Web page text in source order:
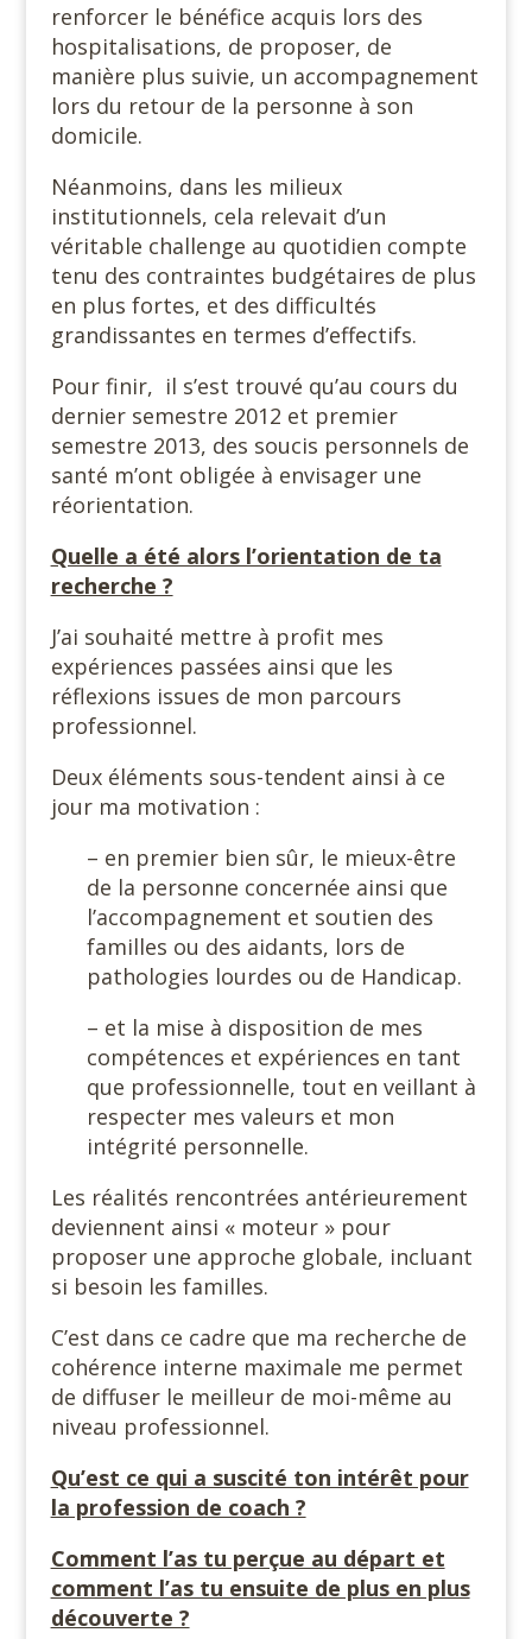
renforcer le bénéfice acquis lors des
hospitalisations, de proposer, de
manière plus suivie, un accompagnement
lors du retour de la personne à son
domicile.
Néanmoins, dans les milieux
institutionnels, cela relevait d’un
véritable challenge au quotidien compte
tenu des contraintes budgétaires de plus
en plus fortes, et des difficultés
grandissantes en termes d’effectifs.
Pour finir, il s’est trouvé qu’au cours du
dernier semestre 2012 et premier
semestre 2013, des soucis personnels de
santé m’ont obligée à envisager une
réorientation.
Quelle a été alors l’orientation de ta
recherche ?
J’ai souhaité mettre à profit mes
expériences passées ainsi que les
réflexions issues de mon parcours
professionnel.
Deux éléments sous-tendent ainsi à ce
jour ma motivation :
– en premier bien sûr, le mieux-être
de la personne concernée ainsi que
l’accompagnement et soutien des
familles ou des aidants, lors de
pathologies lourdes ou de Handicap.
– et la mise à disposition de mes
compétences et expériences en tant
que professionnelle, tout en veillant à
respecter mes valeurs et mon
intégrité personnelle.
Les réalités rencontrées antérieurement
deviennent ainsi « moteur » pour
proposer une approche globale, incluant
si besoin les familles.
C’est dans ce cadre que ma recherche de
cohérence interne maximale me permet
de diffuser le meilleur de moi-même au
niveau professionnel.
Qu’est ce qui a suscité ton intérêt pour
la profession de coach ?
Comment l’as tu perçue au départ et
comment l’as tu ensuite de plus en plus
découverte ?